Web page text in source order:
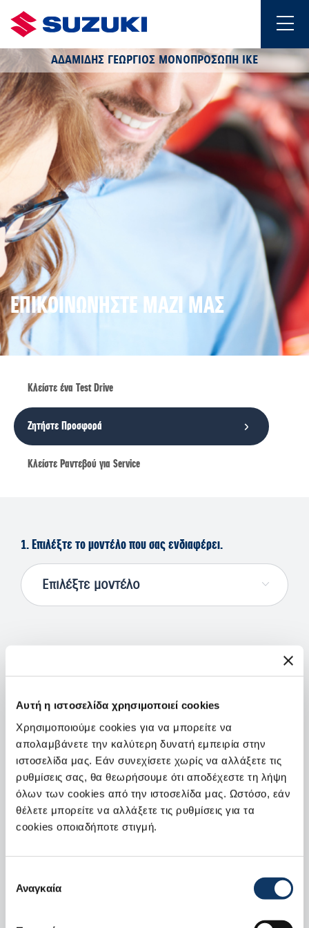
Αυτή η ιστοσελίδα χρησιμοποιεί cookies
Χρησιμοποιούμε cookies για να μπορείτε να
απολαμβάνετε την καλύτερη δυνατή εμπειρία στην
ιστοσελίδα μας. Εάν συνεχίσετε χωρίς να αλλάξετε τις
ρυθμίσεις σας, θα θεωρήσουμε ότι αποδέχεστε τη λήψη
όλων των cookies από την ιστοσελίδα μας. Ωστόσο, εάν
θέλετε μπορείτε να αλλάξετε τις ρυθμίσεις για τα
cookies οποιαδήποτε στιγμή.
συγκατάθεσης
Αναγκαία
ΑΔΑΜΙΔΗΣ ΓΕΩΡΓΙΟΣ ΜΟΝΟΠΡΟΣΩΠΗ ΙΚΕ
ΕΠΙΚΟΙΝΩΝΗΣΤΕ ΜΑΖΙ ΜΑΣ
Κλείστε ένα Τest Drive
Ζητήστε Προσφορά
Κλείστε Ραντεβού για Service
1. Επιλέξτε το μοντέλο που σας ενδιαφέρει.
Επιλέξτε μοντέλο
Επώνυμο
Τηλέφωνο